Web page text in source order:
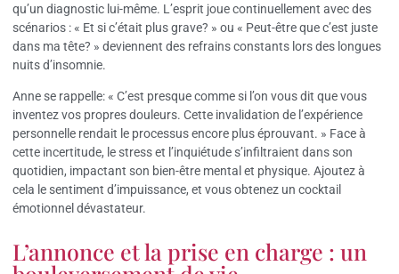
qu’un diagnostic lui-même. L’esprit joue continuellement avec des
scénarios : « Et si c’était plus grave? » ou « Peut-être que c’est juste
dans ma tête? » deviennent des refrains constants lors des longues
nuits d’insomnie.
Anne se rappelle: « C’est presque comme si l’on vous dit que vous
inventez vos propres douleurs. Cette invalidation de l’expérience
personnelle rendait le processus encore plus éprouvant. » Face à
cette incertitude, le stress et l’inquiétude s’infiltraient dans son
quotidien, impactant son bien-être mental et physique. Ajoutez à
cela le sentiment d’impuissance, et vous obtenez un cocktail
émotionnel dévastateur.
L’annonce et la prise en charge : un